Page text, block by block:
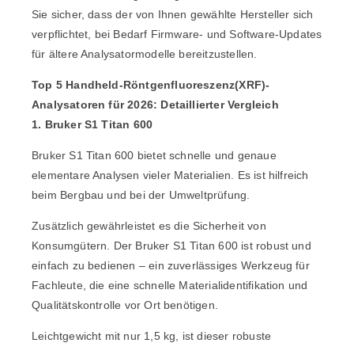
Sie sicher, dass der von Ihnen gewählte Hersteller sich
verpflichtet, bei Bedarf Firmware- und Software-Updates
für ältere Analysatormodelle bereitzustellen.
Top 5 Handheld-Röntgenfluoreszenz(XRF)-
Analysatoren für 2026: Detaillierter Vergleich
1. Bruker S1 Titan 600
Bruker S1 Titan 600 bietet schnelle und genaue
elementare Analysen vieler Materialien. Es ist hilfreich
beim Bergbau und bei der Umweltprüfung.
Zusätzlich gewährleistet es die Sicherheit von
Konsumgütern. Der Bruker S1 Titan 600 ist robust und
einfach zu bedienen – ein zuverlässiges Werkzeug für
Fachleute, die eine schnelle Materialidentifikation und
Qualitätskontrolle vor Ort benötigen.
Leichtgewicht mit nur 1,5 kg, ist dieser robuste